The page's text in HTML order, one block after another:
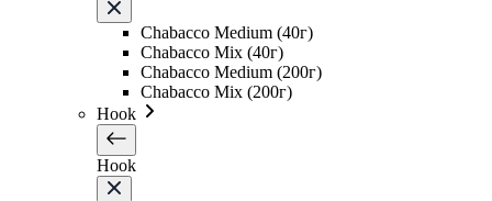
Chabacco Medium (40г)
Chabacco Mix (40г)
Chabacco Medium (200г)
Chabacco Mix (200г)
Hook
Hook